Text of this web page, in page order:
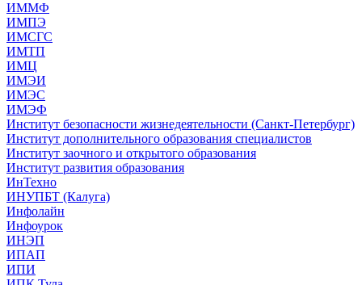
ИММФ
ИМПЭ
ИМСГС
ИМТП
ИМЦ
ИМЭИ
ИМЭС
ИМЭФ
Институт безопасности жизнедеятельности (Санкт-Петербург)
Институт дополнительного образования специалистов
Институт заочного и открытого образования
Институт развития образования
ИнТехно
ИНУПБТ (Калуга)
Инфолайн
Инфоурок
ИНЭП
ИПАП
ИПИ